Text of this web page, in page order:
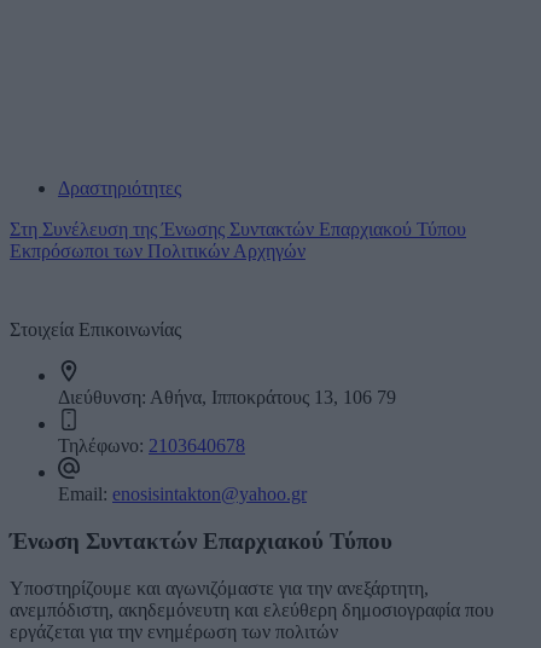
Δραστηριότητες
Στη Συνέλευση της Ένωσης Συντακτών Επαρχιακού Τύπου
Εκπρόσωποι των Πολιτικών Αρχηγών
Στοιχεία Επικοινωνίας
Διεύθυνση: Αθήνα, Ιπποκράτους 13, 106 79
Τηλέφωνο: 2103640678
Email: enosisintakton@yahoo.gr
Ένωση Συντακτών Επαρχιακού Τύπου
Υποστηρίζουμε και αγωνιζόμαστε για την ανεξάρτητη,
ανεμπόδιστη, ακηδεμόνευτη και ελεύθερη δημοσιογραφία που
εργάζεται για την ενημέρωση των πολιτών